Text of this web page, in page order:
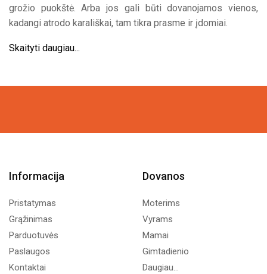
grožio puokštė. Arba jos gali būti dovanojamos vienos,
kadangi atrodo karališkai, tam tikra prasme ir įdomiai.
Skaityti daugiau...
Informacija
Pristatymas
Grąžinimas
Parduotuvės
Paslaugos
Kontaktai
Dovanos
Moterims
Vyrams
Mamai
Gimtadienio
Daugiau...